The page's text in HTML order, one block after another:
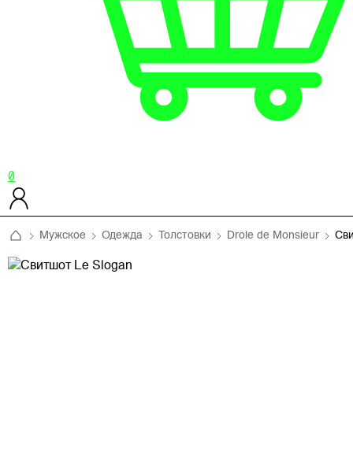
0
Мужское Одежда Толстовки Drole de Monsieur